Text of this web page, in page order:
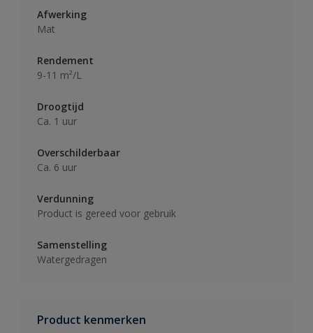
Afwerking
Mat
Rendement
9-11 m²/L
Droogtijd
Ca. 1 uur
Overschilderbaar
Ca. 6 uur
Verdunning
Product is gereed voor gebruik
Samenstelling
Watergedragen
Product kenmerken